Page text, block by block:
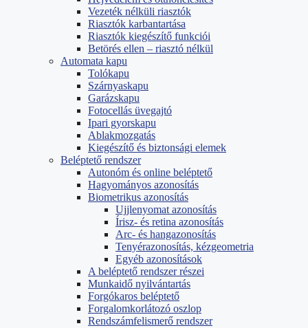
Vezeték nélküli riasztók
Riasztók karbantartása
Riasztók kiegészítő funkciói
Betörés ellen – riasztó nélkül
Automata kapu
Tolókapu
Szárnyaskapu
Garázskapu
Fotocellás üvegajtó
Ipari gyorskapu
Ablakmozgatás
Kiegészítő és biztonsági elemek
Beléptető rendszer
Autonóm és online beléptető
Hagyományos azonosítás
Biometrikus azonosítás
Ujjlenyomat azonosítás
Írisz- és retina azonosítás
Arc- és hangazonosítás
Tenyérazonosítás, kézgeometria
Egyéb azonosítások
A beléptető rendszer részei
Munkaidő nyilvántartás
Forgókaros beléptető
Forgalomkorlátozó oszlop
Rendszámfelismerő rendszer